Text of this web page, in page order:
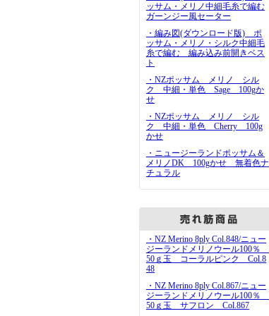
ッサム・メリノ中細毛糸で編む
ガーンジー風セーター
・編み図(ダウンロード版) ポ
ッサム・メリノ・シルク中細毛
糸で編む 編み込み前開きベス
ト
・NZポッサム メリノ シル
ク 中細・単色 Sage 100gか
せ
・NZポッサム メリノ シル
ク 中細・単色 Cherry 100g
かせ
・ニュージーランドポッサム＆
メリノDK 100gかせ 無着色ナ
チュラル
・NZ Merino 8ply Col.848/ニュー
ジーランドメリノウール100％
50ｇ玉 コーラルピンク Col.8
48
・NZ Merino 8ply Col.867/ニュー
ジーランドメリノウール100％
50ｇ玉 サフロン Col.867